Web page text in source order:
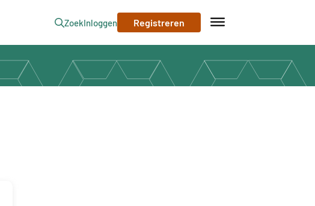
ZoekInloggen Registreren